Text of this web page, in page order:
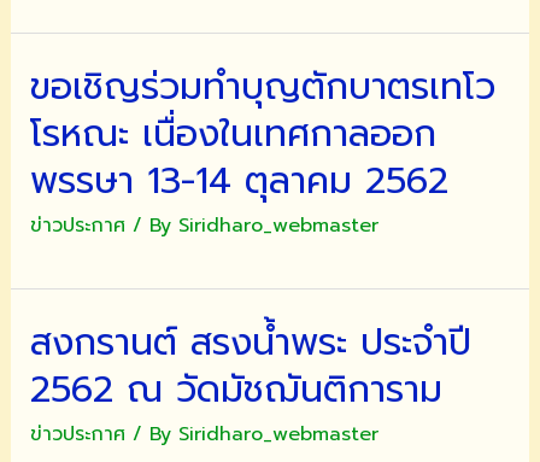
ขอเชิญร่วมทำบุญตักบาตรเทโว
โรหณะ เนื่องในเทศกาลออก
พรรษา 13-14 ตุลาคม 2562
ข่าวประกาศ/ By Siridharo_webmaster
สงกรานต์ สรงน้ำพระ ประจำปี
2562 ณ วัดมัชฌันติการาม
ข่าวประกาศ/ By Siridharo_webmaster